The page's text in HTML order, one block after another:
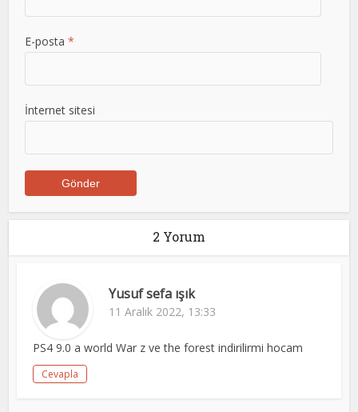
E-posta*
İnternet sitesi
2 Yorum
Yusuf sefa ışık
11 Aralık 2022, 13:33
PS4 9.0 a world War z ve the forest indirilirmi hocam
Cevapla